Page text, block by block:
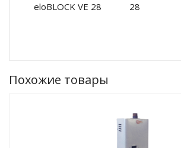
eloBLOCK VE 28
28
Похожие товары